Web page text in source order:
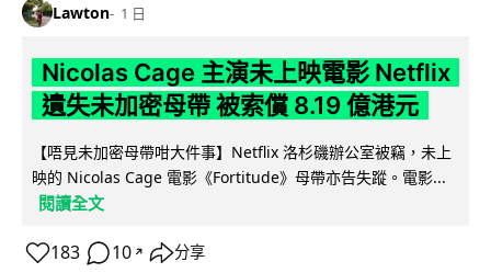
Lawton 1 日
Nicolas Cage 主演未上映電影 Netflix
遺失未加密母帶 被索償 8.19 億港元
【唔見未加密母帶咁大件事】Netflix 洛杉磯辦公室被竊，未上
映的 Nicolas Cage 電影《Fortitude》母帶亦告失蹤。電影...
閱讀全文
183 10 ↗ 分享